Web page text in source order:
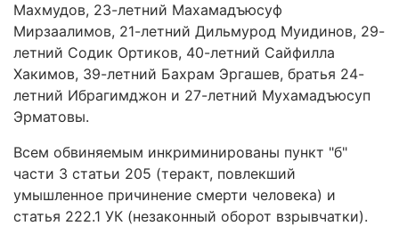
Махмудов, 23-летний Махамадъюсуф
Мирзаалимов, 21-летний Дильмурод Муидинов, 29-
летний Содик Ортиков, 40-летний Сайфилла
Хакимов, 39-летний Бахрам Эргашев, братья 24-
летний Ибрагимджон и 27-летний Мухамадъюсуп
Эрматовы.
Всем обвиняемым инкриминированы пункт "б"
части 3 статьи 205 (теракт, повлекший
умышленное причинение смерти человека) и
статья 222.1 УК (незаконный оборот взрывчатки).